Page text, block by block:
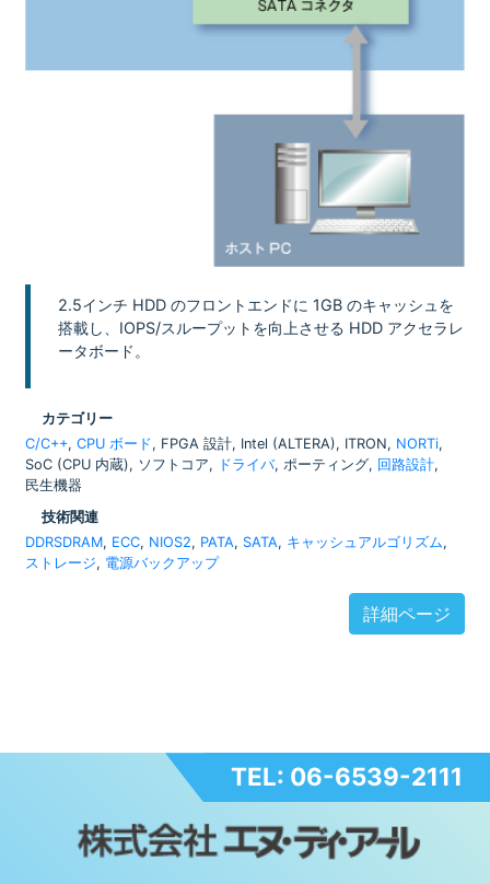
2.5インチ HDD のフロントエンドに 1GB のキャッシュを
搭載し、IOPS/スループットを向上させる HDD アクセラレ
ータボード。
カテゴリー
C/C++, CPU ボード, FPGA 設計, Intel (ALTERA), ITRON, NORTi,
SoC (CPU 内蔵), ソフトコア, ドライバ, ポーティング, 回路設計,
民生機器
技術関連
DDRSDRAM, ECC, NIOS2, PATA, SATA, キャッシュアルゴリズム,
ストレージ, 電源バックアップ
詳細ページ
TEL: 06-6539-2111